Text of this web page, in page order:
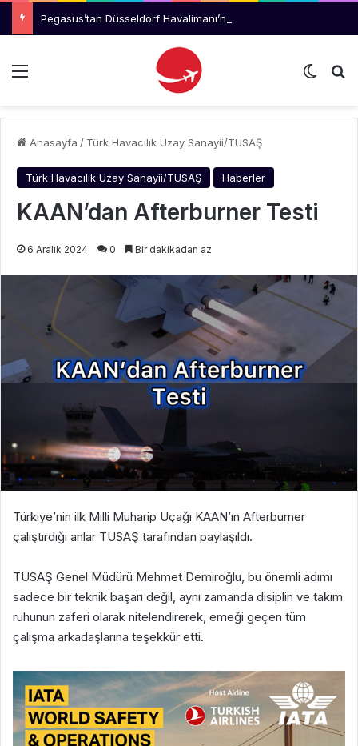
Pegasus’tan Düsseldorf Havalimanı’nda Bir İlk
Menü Dış
Anasayfa / Türk Havacılık Uzay Sanayii/TUSAŞ
Türk Havacılık Uzay Sanayii/TUSAŞ Haberler
KAAN’dan Afterburner Testi
6 Aralık 2024 0 Bir dakikadan az
Türkiye’nin ilk Milli Muharip Uçağı KAAN’ın Afterburner
çalıştırdığı anlar TUSAŞ tarafından paylaşıldı.
TUSAŞ Genel Müdürü Mehmet Demiroğlu, bu önemli adımı
sadece bir teknik başarı değil, aynı zamanda disiplin ve takım
ruhunun zaferi olarak nitelendirerek, emeği geçen tüm
çalışma arkadaşlarına teşekkür etti.